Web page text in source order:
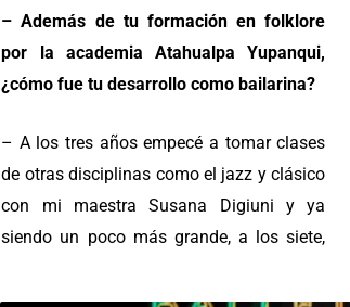
– Además de tu formación en folklore
por la academiaAtahualpa Yupanqui,
¿cómo fue tu desarrollo como bailarina?
– A los tres años empecé a tomar clases
de otras disciplinas como el jazz y clásico
con mi maestra Susana Digiuni y ya
siendo un poco más grande, a los siete,